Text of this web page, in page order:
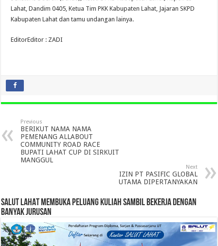
Lahat, Dandim 0405, Ketua Tim PKK Kabupaten Lahat, Jajaran SKPD
Kabupaten Lahat dan tamu undangan lainya.
EditorEditor : ZADI
Previous
BERIKUT NAMA NAMA
PEMENANG ALLABOUT
COMMUNITY ROAD RACE
BUPATI LAHAT CUP DI SIRKUIT
MANGGUL
Next
IZIN PT PASIFIC GLOBAL
UTAMA DIPERTANYAKAN
SALUT LAHAT MEMBUKA PELUANG KULIAH SAMBIL BEKERJA DENGAN
BANYAK JURUSAN